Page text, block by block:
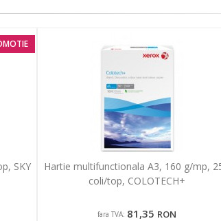
SKY
Hartie multifunctionala A3, 160 g/mp,
coli/top, COLOTECH+
fara TVA: 81,35 RON